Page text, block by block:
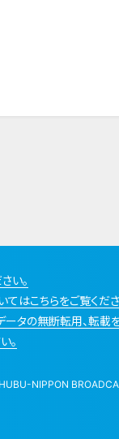
い。
はこちらをご覧くださ
タの無断転用、転載を
。
NIPPON